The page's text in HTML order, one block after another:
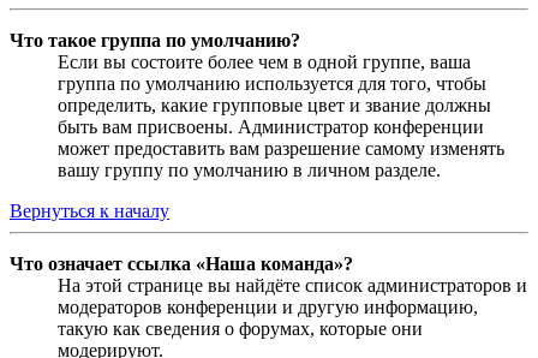
Что такое группа по умолчанию?
Если вы состоите более чем в одной группе, ваша
группа по умолчанию используется для того, чтобы
определить, какие групповые цвет и звание должны
быть вам присвоены. Администратор конференции
может предоставить вам разрешение самому изменять
вашу группу по умолчанию в личном разделе.
Вернуться к началу
Что означает ссылка «Наша команда»?
На этой странице вы найдёте список администраторов и
модераторов конференции и другую информацию,
такую как сведения о форумах, которые они
модерируют.